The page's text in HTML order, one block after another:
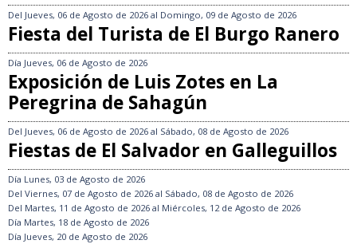
Del Jueves, 06 de Agosto de 2026 al Domingo, 09 de Agosto de 2026
Fiesta del Turista de El Burgo Ranero
Día Jueves, 06 de Agosto de 2026
Exposición de Luis Zotes en La
Peregrina de Sahagún
Del Jueves, 06 de Agosto de 2026 al Sábado, 08 de Agosto de 2026
Fiestas de El Salvador en Galleguillos
Día Lunes, 03 de Agosto de 2026
Del Viernes, 07 de Agosto de 2026 al Sábado, 08 de Agosto de 2026
Del Martes, 11 de Agosto de 2026 al Miércoles, 12 de Agosto de 2026
Día Martes, 18 de Agosto de 2026
Día Jueves, 20 de Agosto de 2026